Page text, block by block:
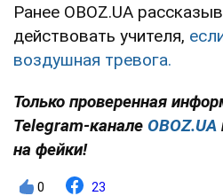
Ранее OBOZ.UA
действовать учителя,
воздушная тревога.
Только проверенная
Telegram-канале OBOZ.UA
на фейки!
0 23